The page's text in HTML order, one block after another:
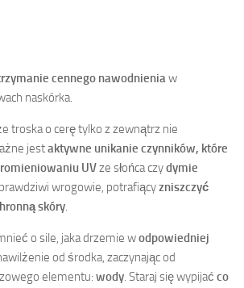
cennego nawodnieniaw
naskórka.
troska o cerę tylko z zewnątrz nie
jestaktywne unikanie czynników, które
UVze słońca czydymie
wrogowie, potrafiącyzniszczyć
skóry.
o sile, jaka drzemie wodpowiedniej
od środka, zaczynając od
elementu: wody. Staraj się wypijać co